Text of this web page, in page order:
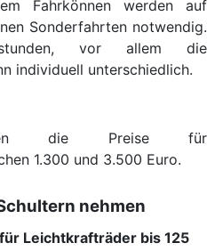
Fahrkönnen werden auf
Sonderfahrten notwendig.
vor allem die
individuell unterschiedlich.
die Preise für
1.300 und 3.500 Euro.
nehmen
Leichtkrafträder bis 125